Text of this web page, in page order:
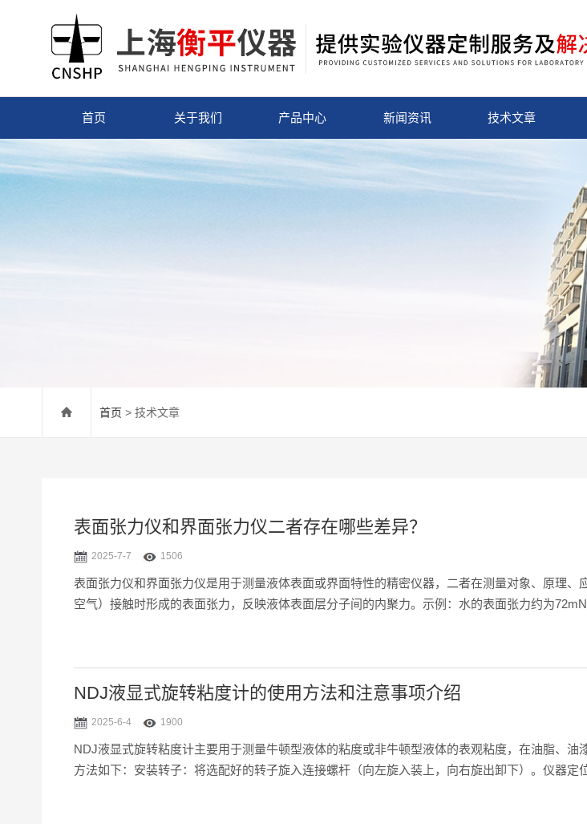
首页 关于我们 产品中心 新闻资讯 技术文章
首页 > 技术文章
表面张力仪和界面张力仪二者存在哪些差异？
2025-7-7 1506
表面张力仪和界面张力仪是用于测量液体表面或界面特性的精密仪器，二者在测量对象、原理
空气）接触时形成的表面张力，反映液体表面层分子间的内聚力。示例：水的表面张力约为
水）接触时形成的界面张力，反映两相分子间的相互作用力差异。示例：原油与水的界面张力
NDJ液显式旋转粘度计的使用方法和注意事项介绍
2025-6-4 1900
NDJ液显式旋转粘度计主要用于测量牛顿型液体的粘度或非牛顿型液体的表观粘度，在油脂、
方法如下：安装转子：将选配好的转子旋入连接螺杆（向左旋入装上，向右旋出卸下）。仪器
标志和液面相平为止，并调整仪器水平。设置转速：开启电机开关，转动变速旋钮至所需转速